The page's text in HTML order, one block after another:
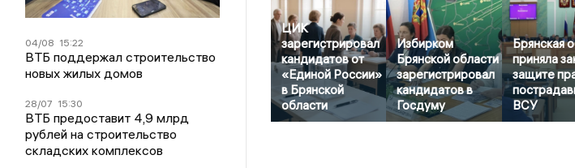
04/08 15:22
ВТБ поддержал строительство
новых жилых домов
28/07 15:30
ВТБ предоставит 4,9 млрд
рублей на строительство
складских комплексов
ЦИК
зарегистрировал
кандидатов от
«Единой России»
в Брянской
области
Избирком
Брянской области
зарегистрировал
кандидатов в
Госдуму
Брянская
приняла
защите
ВСУ